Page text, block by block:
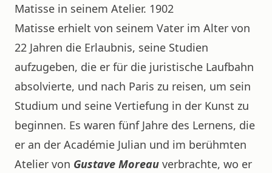
Matisse in seinem Atelier. 1902
Matisse erhielt von seinem Vater im Alter von
22 Jahren die Erlaubnis, seine Studien
aufzugeben, die er für die juristische Laufbahn
absolvierte, und nach Paris zu reisen, um sein
Studium und seine Vertiefung in der Kunst zu
beginnen. Es waren fünf Jahre des Lernens, die
er an der Académie Julian und im berühmten
Atelier von Gustave Moreau verbrachte, wo er